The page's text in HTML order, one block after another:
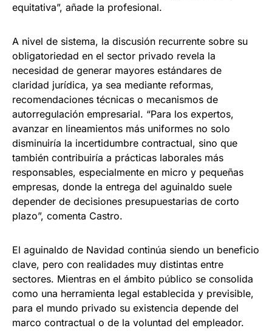
equitativa”, añade la profesional.
A nivel de sistema, la discusión recurrente sobre su
obligatoriedad en el sector privado revela la
necesidad de generar mayores estándares de
claridad jurídica, ya sea mediante reformas,
recomendaciones técnicas o mecanismos de
autorregulación empresarial. “Para los expertos,
avanzar en lineamientos más uniformes no solo
disminuiría la incertidumbre contractual, sino que
también contribuiría a prácticas laborales más
responsables, especialmente en micro y pequeñas
empresas, donde la entrega del aguinaldo suele
depender de decisiones presupuestarias de corto
plazo”, comenta Castro.
El aguinaldo de Navidad continúa siendo un beneficio
clave, pero con realidades muy distintas entre
sectores. Mientras en el ámbito público se consolida
como una herramienta legal establecida y previsible,
para el mundo privado su existencia depende del
marco contractual o de la voluntad del empleador.